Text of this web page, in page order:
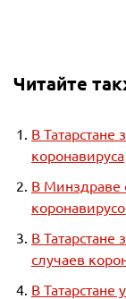
Читайте
В
коронавируса
В Минздраве
В Татарстане
случаев
В